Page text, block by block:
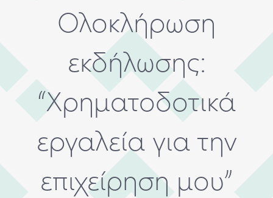
Ολοκλήρωση
εκδήλωσης:
“Χρηματοδοτικά
εργαλεία για την
επιχείρηση μου”